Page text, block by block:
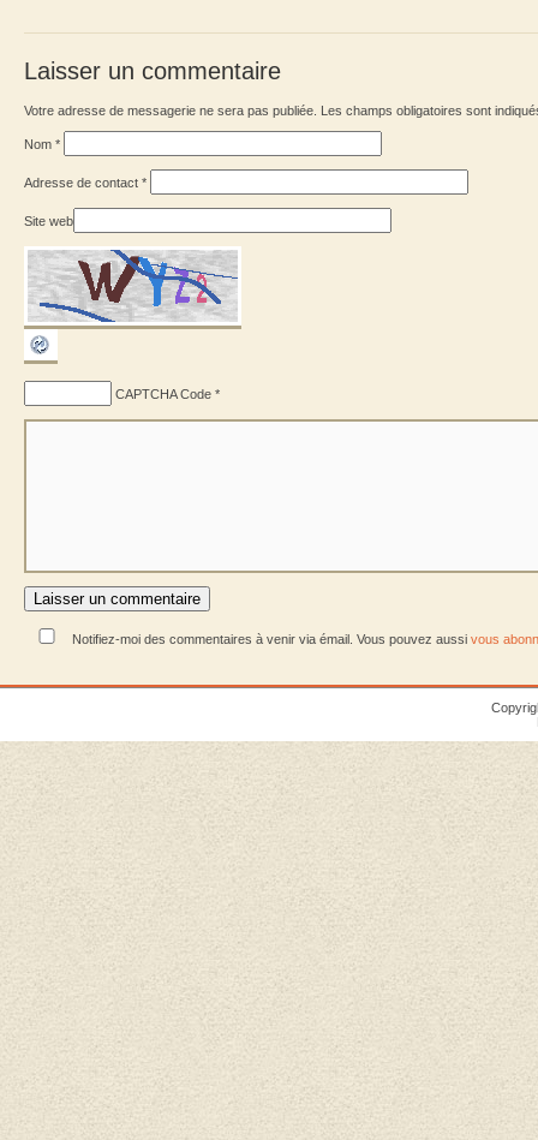
Laisser un commentaire
Votre adresse de messagerie ne sera pas publiée. Les champs obligatoires sont
Nom *
Adresse de contact *
Site web
CAPTCHA Code *
Notifiez-moi des commentaires à venir via émail. Vous pouvez aussi vous